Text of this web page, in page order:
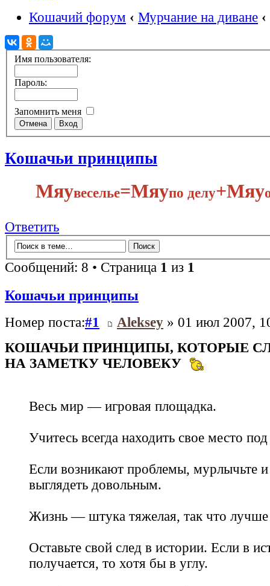
Кошачий форум ‹ Мурчание на диване ‹
Имя пользователя:
Пароль:
Запомнить меня
Кошачьи принципы
Мяувеселье​=Мяупо делу​+Мяу
Ответить
Сообщений: 8 • Страница 1 из 1
Кошачьи принципы
Номер поста:#1 Aleksey » 01 июл 2007,
КОШАЧЬИ ПРИНЦИПЫ, КОТОРЫЕ
НА ЗАМЕТКУ ЧЕЛОВЕКУ
Весь мир — игровая площадка.
Учитесь всегда находить свое место
Если возникают проблемы, мурлычьте и
выглядеть довольным.
Жизнь — штука тяжелая, так что лучше
Оставьте свой след в истории. Если в
получается, то хотя бы в углу.